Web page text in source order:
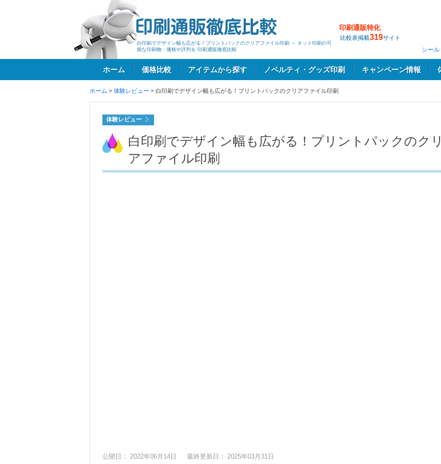
白印刷でデザイン幅も広がる！プリントパックのクリアファイル印刷 ～ ネット印刷の可
能な印刷物・価格や評判を 印刷通販徹底比較
印刷通販特化
比較表掲載319サイト
シー
ホーム 価格比較 アイテムから探す ノベルティ・グッズ印刷 キャンペーン情報
ホーム > 体験レビュー > 白印刷でデザイン幅も広がる！プリントパックのクリアファイル印刷
体験レビュー
白印刷でデザイン幅も広がる！プリントパックのク
アファイル印刷
公開日： 2022年06月14日
最終更新日： 2025年03月31日